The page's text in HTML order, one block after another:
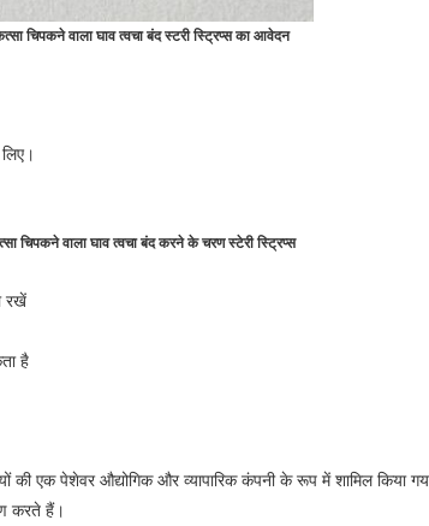
चिपकने वाला घाव त्वचा बंद स्टरी स्ट्रिप्स का आवेदन
चिपकने वाला घाव त्वचा बंद करने के चरण स्टेरी स्ट्रिप्स
रखें
है
की एक पेशेवर औद्योगिक और व्यापारिक कंपनी के रूप में शामिल किया
करते हैं।